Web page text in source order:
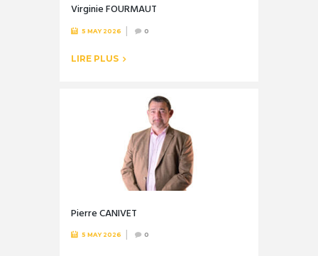
Virginie FOURMAUT
5 MAY 2026 0
LIRE PLUS
Pierre CANIVET
5 MAY 2026 0